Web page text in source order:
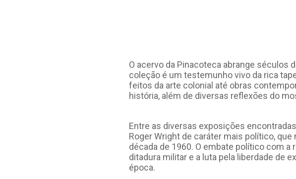
O acervo da Pinacoteca abrange séculos
coleção é um testemunho vivo da rica
feitos da arte colonial até obras
história, além de diversas reflexões do
Entre as diversas exposições
Roger Wright de caráter mais político,
década de 1960. O embate político com
ditadura militar e a luta pela liberdade de
época.